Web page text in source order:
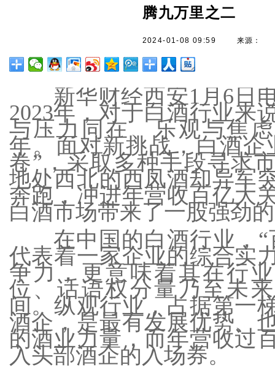
腾九万里之二
2024-01-08 09:59 来源：
新华财经西安1月6日
2023年，对于白酒行业来
与压力同在、乐观与焦
年。面对新挑战，白酒企
卷”，采取多种手段寻求
地处西北的西凤酒却异军
奔跑，冲进年营收百亿大
白酒市场带来了一股强劲
在中国的白酒行业，“
代表着一家企业的综合实
争力，更意味着其在行
位、话语权分量乃至未
间。纵观行业，占据第一
酒企，是最有发展优势、
的酒业力量，而年营收过
入头部酒企的入场券。